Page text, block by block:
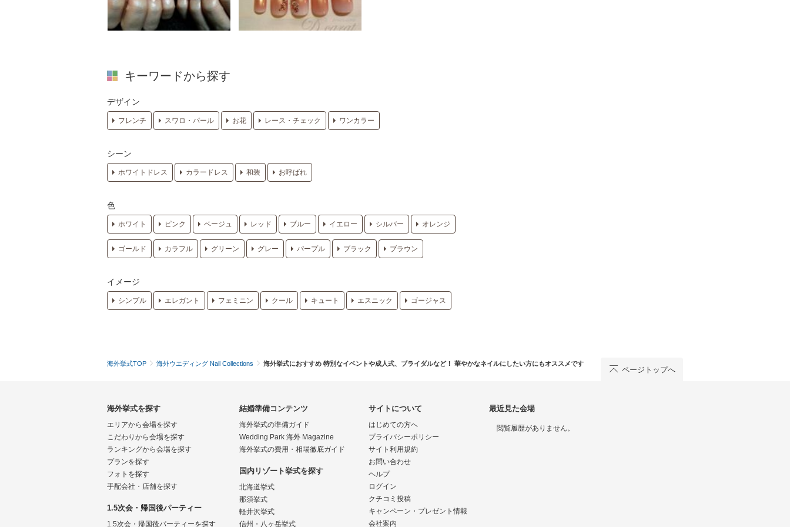
キーワードから探す
デザイン
フレンチ スワロ・パール お花 レース・チェック ワンカラー
シーン
ホワイトドレス カラードレス 和装 お呼ばれ
色
ホワイト ピンク ベージュ レッド ブルー イエロー シルバー オレンジ
ゴールド カラフル グリーン グレー パープル ブラック ブラウン
イメージ
シンプル エレガント フェミニン クール キュート エスニック ゴージャス
海外挙式TOP 海外ウエディング Nail Collections 海外挙式におすすめ 特別なイベントや成人式、ブライダルなど！ 華やかなネイルにしたい方にもオススメです
海外挙式を探す
エリアから会場を探す
こだわりから会場を探す
ランキングから会場を探す
プランを探す
フォトを探す
手配会社・店舗を探す
1.5次会・帰国後パーティー
1.5次会・帰国後パーティーを探す
結婚準備コンテンツ
海外挙式の準備ガイド
Wedding Park 海外 Magazine
海外挙式の費用・相場徹底ガイド
国内リゾート挙式を探す
北海道挙式
那須挙式
軽井沢挙式
信州・八ヶ岳挙式
サイトについて
はじめての方へ
プライバシーポリシー
サイト利用規約
お問い合わせ
ヘルプ
ログイン
クチコミ投稿
キャンペーン・プレゼント情報
会社案内
最近見た会場
閲覧履歴がありません。
ページトップへ